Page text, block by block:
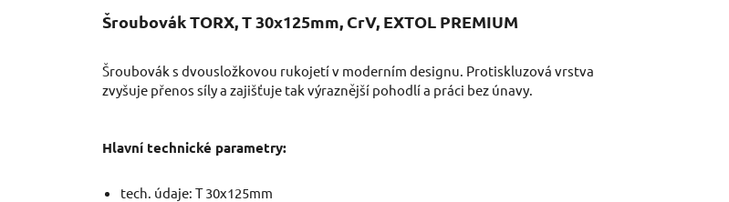
Šroubovák TORX, T 30x125mm, CrV, EXTOL PREMIUM
Šroubovák s dvousložkovou rukojetí v moderním designu. Protiskluzová vrstva
zvyšuje přenos síly a zajišťuje tak výraznější pohodlí a práci bez únavy.
Hlavní technické parametry:
tech. údaje: T 30x125mm